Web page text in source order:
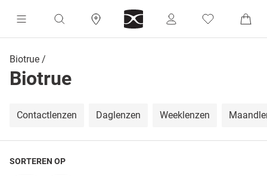
Biotrue
Biotrue
Contactlenzen Daglenzen Weeklenzen
SORTEREN OP